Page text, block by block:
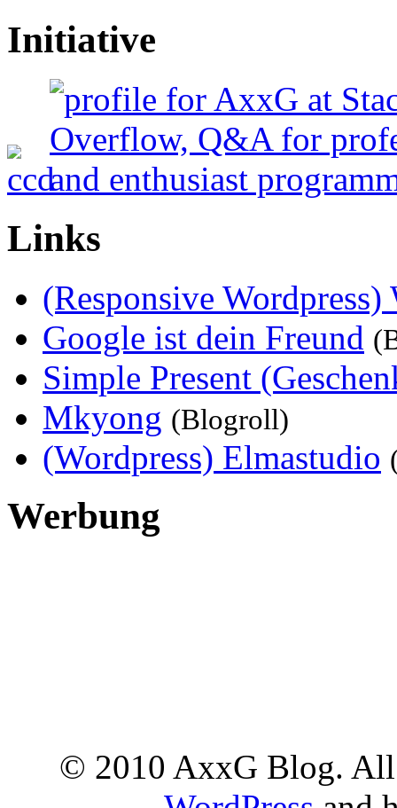
Initiative
Links
(Responsive Wordpress)
Google ist dein Freund
Simple Present
Mkyong (Blogroll)
(Wordpress) Elmastudio
Werbung
© 2010 AxxG Blog. All